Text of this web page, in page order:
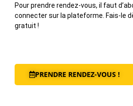
Pour prendre rendez-vous, il faut
connecter sur la plateforme. Fais-le
gratuit !
PRENDRE RENDEZ-VOUS !